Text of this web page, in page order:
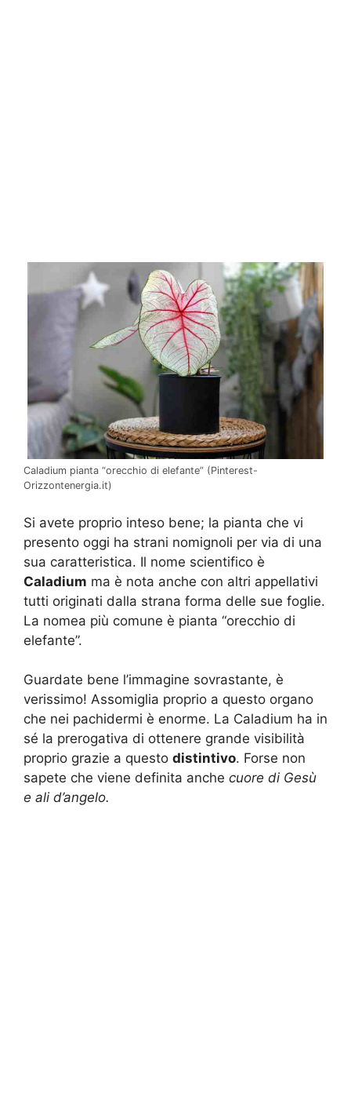
Caladium pianta “orecchio di elefante” (Pinterest-
Orizzontenergia.it)
Si avete proprio inteso bene; la pianta che vi
presento oggi ha strani nomignoli per via di una
sua caratteristica. Il nome scientifico è
Caladium ma è nota anche con altri appellativi
tutti originati dalla strana forma delle sue foglie.
La nomea più comune è pianta “orecchio di
elefante”.
Guardate bene l’immagine sovrastante, è
verissimo! Assomiglia proprio a questo organo
che nei pachidermi è enorme. La Caladium ha in
sé la prerogativa di ottenere grande visibilità
proprio grazie a questo distintivo. Forse non
sapete che viene definita anche cuore di Gesù
e ali d’angelo.